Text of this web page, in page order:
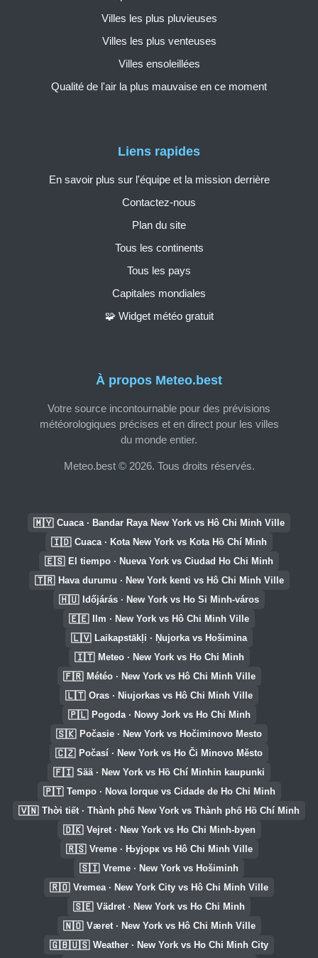
À propos Meteo.best
Votre source incontournable pour des prévisions
météorologiques précises et en direct pour les villes
du monde entier.
Meteo.best © 2026. Tous droits réservés.
Liens rapides
En savoir plus sur l'équipe et la mission derrière
Contactez-nous
Plan du site
Tous les continents
Tous les pays
Capitales mondiales
🧩 Widget météo gratuit
Villes les plus pluvieuses
Villes les plus venteuses
Villes ensoleillées
Qualité de l'air la plus mauvaise en ce moment
🇲🇾 Cuaca · Bandar Raya New York vs Hô Chi Minh Ville
🇮🇩 Cuaca · Kota New York vs Kota Hồ Chí Minh
🇪🇸 El tiempo · Nueva York vs Ciudad Ho Chi Minh
🇹🇷 Hava durumu · New York kenti vs Hô Chi Minh Ville
🇭🇺 Időjárás · New York vs Ho Si Minh-város
🇪🇪 Ilm · New York vs Hô Chi Minh Ville
🇱🇻 Laikapstākļi · Ņujorka vs Hošimina
🇮🇹 Meteo · New York vs Ho Chi Minh
🇫🇷 Météo · New York vs Hô Chi Minh Ville
🇱🇹 Oras · Niujorkas vs Hô Chi Minh Ville
🇵🇱 Pogoda · Nowy Jork vs Ho Chi Minh
🇸🇰 Počasie · New York vs Hočiminovo Mesto
🇨🇿 Počasí · New York vs Ho Či Minovo Město
🇫🇮 Sää · New York vs Hồ Chí Minhin kaupunki
🇵🇹 Tempo · Nova Iorque vs Cidade de Ho Chi Minh
🇻🇳 Thời tiết · Thành phố New York vs Thành phố Hồ Chí Minh
🇩🇰 Vejret · New York vs Ho Chi Minh-byen
🇷🇸 Vreme · Њујорк vs Hô Chi Minh Ville
🇸🇮 Vreme · New York vs Hošiminh
🇷🇴 Vremea · New York City vs Hô Chi Minh Ville
🇸🇪 Vädret · New York vs Ho Chi Minh
🇳🇴 Været · New York vs Hô Chi Minh Ville
🇬🇧🇺🇸 Weather · New York vs Ho Chi Minh City